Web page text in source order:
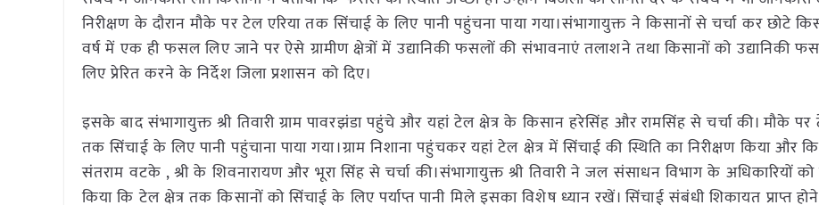
निरीक्षण के दौरान मौके पर टेल एरिया तक सिंचाई के लिए पानी पहुंचना पाया गया।संभागायुक्त ने किसानों से चर्चा कर छोटे
वर्ष में एक ही फसल लिए जाने पर ऐसे ग्रामीण क्षेत्रों में उद्यानिकी फसलों की संभावनाएं तलाशने तथा किसानों को उद्यानिकी
लिए प्रेरित करने के निर्देश जिला प्रशासन को दिए।
इसके बाद संभागायुक्त श्री तिवारी ग्राम पावरझंडा पहुंचे और यहां टेल क्षेत्र के किसान हरेसिंह और रामसिंह से चर्चा की। मौके पर
तक सिंचाई के लिए पानी पहुंचाना पाया गया।ग्राम निशाना पहुंचकर यहां टेल क्षेत्र में सिंचाई की स्थिति का निरीक्षण किया और
संतराम वटके , श्री के शिवनारायण और भूरा सिंह से चर्चा की।संभागायुक्त श्री तिवारी ने जल संसाधन विभाग के अधिकारियों को
किया कि टेल क्षेत्र तक किसानों को सिंचाई के लिए पर्याप्त पानी मिले इसका विशेष ध्यान रखें। सिंचाई संबंधी शिकायत प्राप्त